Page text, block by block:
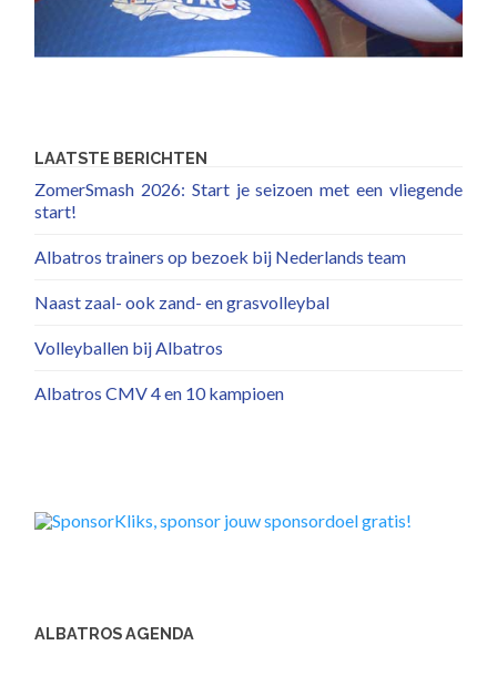
LAATSTE BERICHTEN
ZomerSmash 2026: Start je seizoen met een vliegende
start!
Albatros trainers op bezoek bij Nederlands team
Naast zaal- ook zand- en grasvolleybal
Volleyballen bij Albatros
Albatros CMV 4 en 10 kampioen
ALBATROS AGENDA